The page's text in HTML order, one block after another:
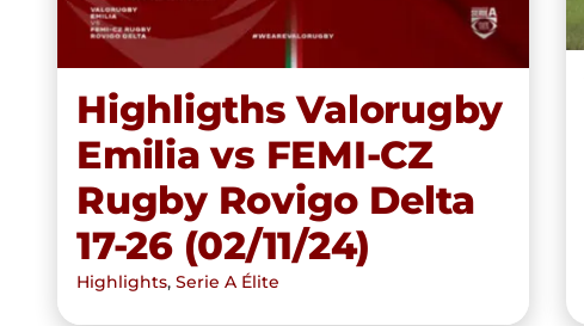
Highligths Valorugby
Emilia vs FEMI-CZ
Rugby Rovigo Delta
17-26 (02/11/24)
Highlights, Serie A Élite